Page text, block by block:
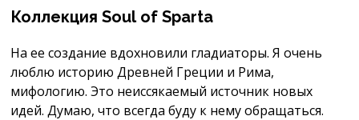
Коллекция Soul of Sparta
На ее создание вдохновили гладиаторы. Я очень
люблю историю Древней Греции и Рима,
мифологию. Это неиссякаемый источник новых
идей. Думаю, что всегда буду к нему обращаться.